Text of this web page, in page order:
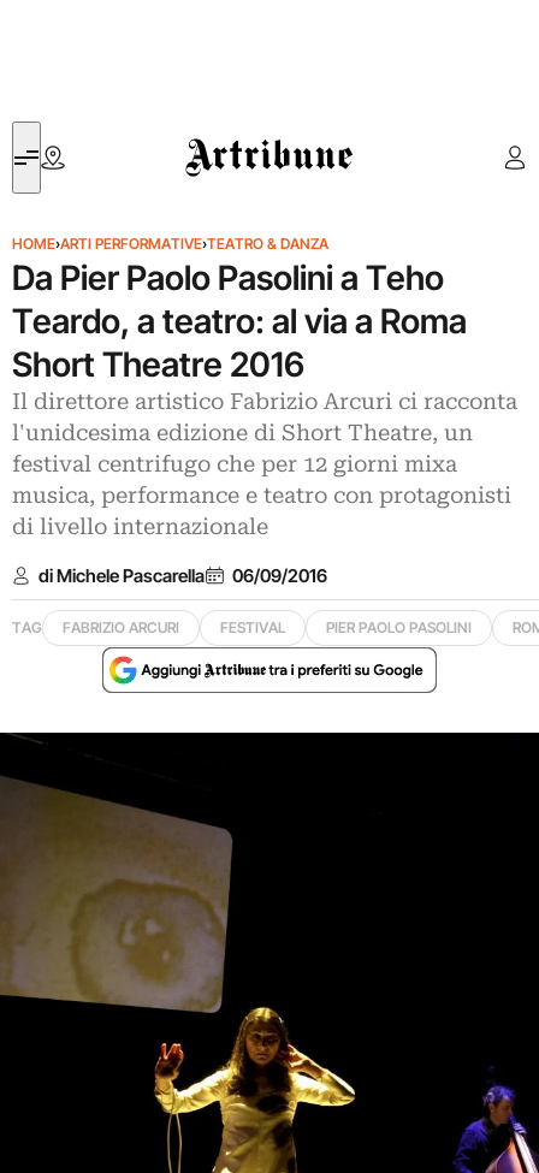
Artribune
HOME›ARTI PERFORMATIVE›TEATRO & DANZA
Da Pier Paolo Pasolini a Teho
Teardo, a teatro: al via a Roma
Short Theatre 2016
Il direttore artistico Fabrizio Arcuri ci racconta
l'unidcesima edizione di Short Theatre, un
festival centrifugo che per 12 giorni mixa
musica, performance e teatro con protagonisti
di livello internazionale
di Michele Pascarella 06/09/2016
TAG FABRIZIO ARCURI FESTIVAL PIER PAOLO PASOLINI